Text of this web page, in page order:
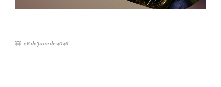
26 de June de 2026